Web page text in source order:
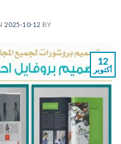
2025-10-12 BY
12
أكتوبر